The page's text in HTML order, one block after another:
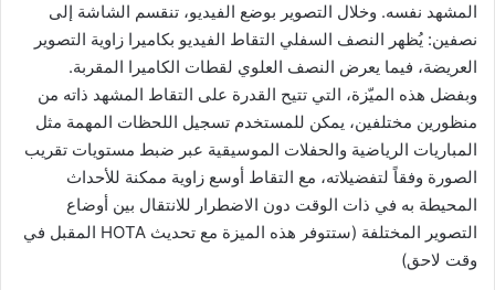
المشهد نفسه. وخلال التصوير بوضع الفيديو، تنقسم الشاشة إلى
نصفين: يُظهر النصف السفلي التقاط الفيديو بكاميرا زاوية التصوير
العريضة، فيما يعرض النصف العلوي لقطات الكاميرا المقربة.
وبفضل هذه الميّزة، التي تتيح القدرة على التقاط المشهد ذاته من
منظورين مختلفين، يمكن للمستخدم تسجيل اللحظات المهمة مثل
المباريات الرياضية والحفلات الموسيقية عبر ضبط مستويات تقريب
الصورة وفقاً لتفضيلاته، مع التقاط أوسع زاوية ممكنة للأحداث
المحيطة به في ذات الوقت دون الاضطرار للانتقال بين أوضاع
التصوير المختلفة (ستتوفر هذه الميزة مع تحديث HOTA المقبل في
وقت لاحق)